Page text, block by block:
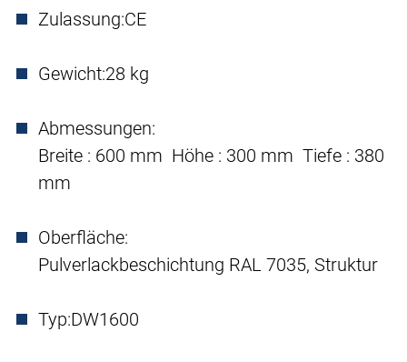
Zulassung:CE
Gewicht:28 kg
Abmessungen:
Breite : 600 mm Höhe : 300 mm Tiefe : 380
mm
Oberfläche:
Pulverlackbeschichtung RAL 7035, Struktur
Typ:DW1600